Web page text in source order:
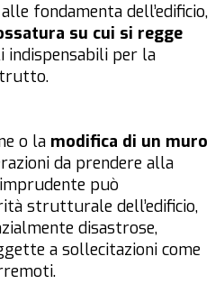
fondamenta dell’edificio,
su cui si regge
indispensabili per la
o la modifica di un muro
da prendere alla
può
strutturale dell’edificio,
disastrose,
a sollecitazioni come